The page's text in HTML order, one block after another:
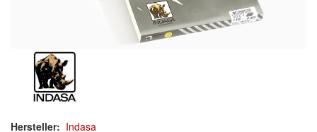
Polieren
Hersteller: Indasa